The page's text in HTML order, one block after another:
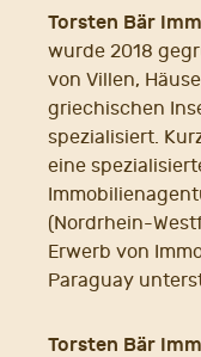
Torsten Bär
wurde 2018
von Villen,
griechischen
spezialisiert.
eine
(Nordrhein-
Erwerb von
Paraguay
Torsten Bär